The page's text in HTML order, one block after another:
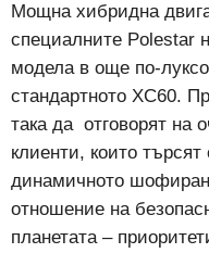
Мощна хибридна
специалните Polestar
модела в още по-
стандартното XC60.
така да отговорят на
клиенти, които
динамичното
отношение на
планетата –